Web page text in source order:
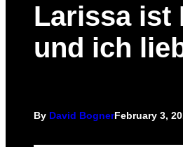
Larissa ist
und ich
By David BognerFebruary 3,